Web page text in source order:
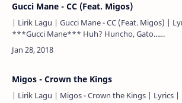
Gucci Mane - CC (Feat. Migos)
| Lirik Lagu | Gucci Mane - CC (Feat. Migos) |
***Gucci Mane*** Huh? Huncho, Gato...
***Quavo*** Bad b*tch know somethin' (know
somethin') Give her that mone…
Migos - Crown the Kings
| Lirik Lagu | Migos - Crown the Kings | Lyrics |